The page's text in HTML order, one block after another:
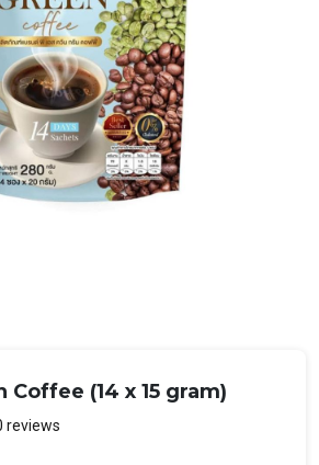
Coffee (14 x 15 gram)
reviews